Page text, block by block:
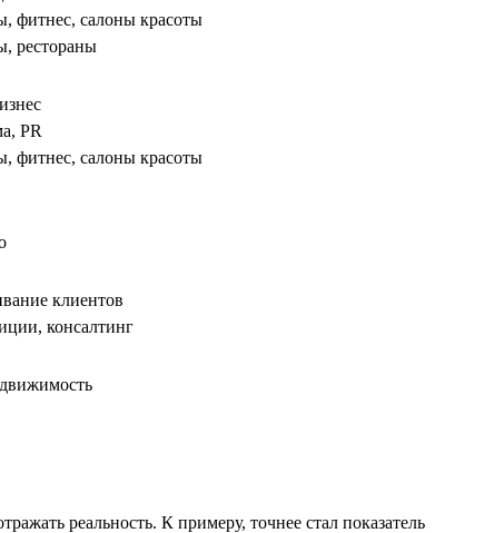
фитнес, салоны красоты
рестораны
PR
фитнес, салоны красоты
клиентов
консалтинг
реальность. К примеру, точнее стал показатель